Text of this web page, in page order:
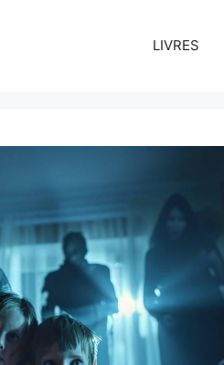
LIVRES